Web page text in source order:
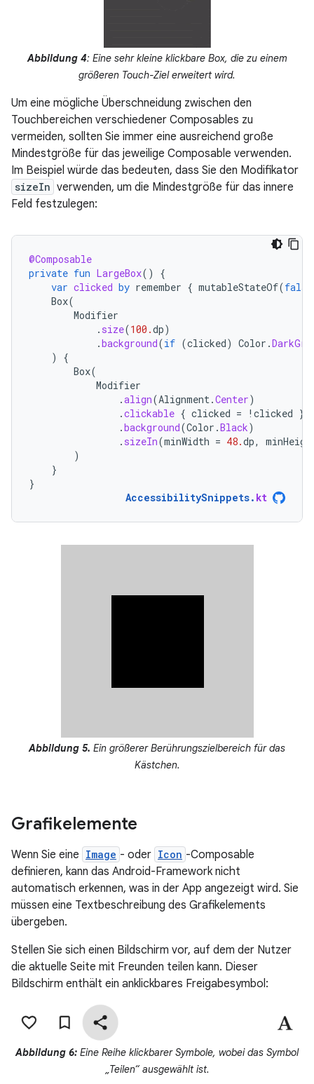
Abbildung 4: Eine sehr kleine klickbare Box, die zu einem
größeren Touch-Ziel erweitert wird.
Um eine mögliche Überschneidung zwischen den
Touchbereichen verschiedener Composables zu
vermeiden, sollten Sie immer eine ausreichend große
Mindestgröße für das jeweilige Composable verwenden.
Im Beispiel würde das bedeuten, dass Sie den Modifikator
sizeIn verwenden, um die Mindestgröße für das innere
Feld festzulegen:
@Composable
private fun LargeBox()
{
var clicked by remember { mutableStateOf(false
Box(
Modifier
. size(100.dp)
.background(if (clicked) Color .
)
{
Box(
Modifier
.align(Alignment.Center)
.clickable { clicked = ! clicked }
.background(Color .Black)
. sizeIn(minWidth = 48.dp,
)
}
}
AccessibilitySnippets. kt
Abbildung 5. Ein größerer Berührungszielbereich für das
Kästchen.
Grafikelemente
Wenn Sie eine Image - oder Icon -Composable
definieren, kann das Android-Framework nicht
automatisch erkennen, was in der App angezeigt wird. Sie
müssen eine Textbeschreibung des Grafikelements
übergeben.
Stellen Sie sich einen Bildschirm vor, auf dem der Nutzer
die aktuelle Seite mit Freunden teilen kann. Dieser
Bildschirm enthält ein anklickbares Freigabesymbol:
Abbildung 6: Eine Reihe klickbarer Symbole, wobei das Symbol
„Teilen“ ausgewählt ist.